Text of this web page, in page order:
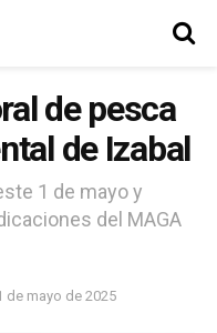
de pesca
de Izabal
1 de mayo y
del MAGA
de mayo de 2025